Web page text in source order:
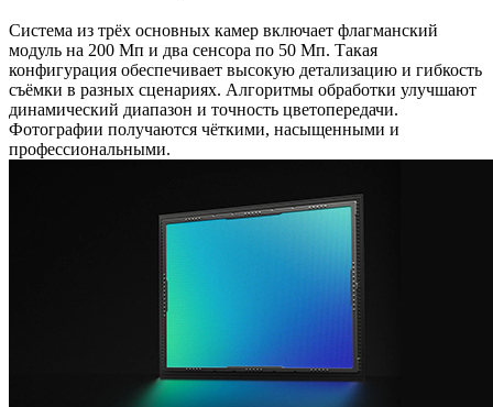
Система из трёх основных камер включает флагманский
модуль на 200 Мп и два сенсора по 50 Мп. Такая
конфигурация обеспечивает высокую детализацию и гибкость
съёмки в разных сценариях. Алгоритмы обработки улучшают
динамический диапазон и точность цветопередачи.
Фотографии получаются чёткими, насыщенными и
профессиональными.